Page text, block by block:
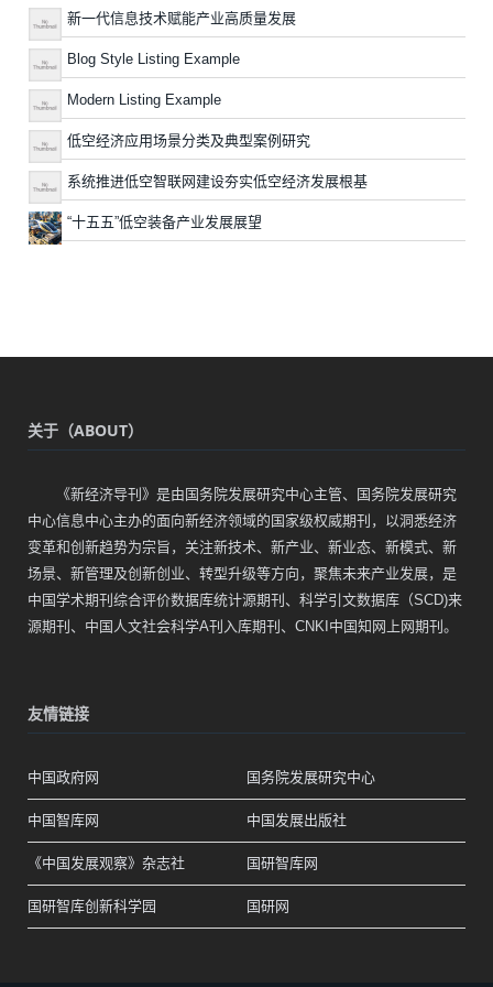
新一代信息技术赋能产业高质量发展
Blog Style Listing Example
Modern Listing Example
低空经济应用场景分类及典型案例研究
系统推进低空智联网建设夯实低空经济发展根基
“十五五”低空装备产业发展展望
关于（ABOUT）
《新经济导刊》是由国务院发展研究中心主管、国务院发展研究
中心信息中心主办的面向新经济领域的国家级权威期刊，以洞悉经济
变革和创新趋势为宗旨，关注新技术、新产业、新业态、新模式、新
场景、新管理及创新创业、转型升级等方向，聚焦未来产业发展，是
中国学术期刊综合评价数据库统计源期刊、科学引文数据库（SCD)来
源期刊、中国人文社会科学A刊入库期刊、CNKI中国知网上网期刊。
友情链接
中国政府网 国务院发展研究中心
中国智库网 中国发展出版社
《中国发展观察》杂志社 国研智库网
国研智库创新科学园 国研网